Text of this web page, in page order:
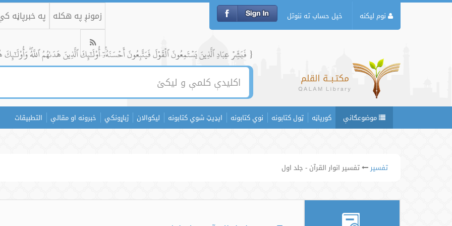
نوم لیکنه خپل حساب ته ننوتل زمونږ په هکله په خبرپاڼه
{ فَبَشِّرۡ عِبَادِ ٱلَّذِينَ يَسۡتَمِعُونَ ٱلۡقَوۡلَ فَيَتَّبِعُونَ أَحۡسَنَهُۥٓۚ أُوْلَٰٓئِكَ ٱلَّذِينَ هَدَىٰهُمُ ٱللَّهُۖ وَأُوْلَٰٓئِكَ
موضوعګانې کورپاڼه ټول کتابونه نوي کتابونه اپډیټ شوي کتابونه لیکوالان ژباړونکي خبرونه او مقالې التطبيقات
تفسیر تفسیر انوار القرآن - جلد اول